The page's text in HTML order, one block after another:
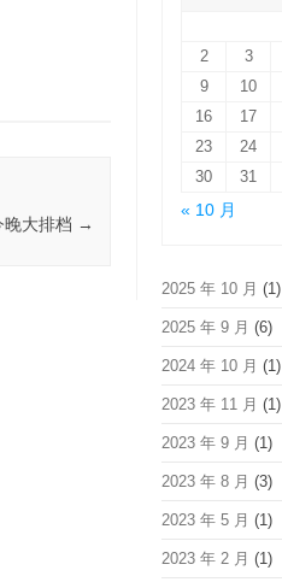
晚大排档 →
2
3
9
10
16
17
23
24
30
31
« 10 月
2025 年 10 月 (1)
2025 年 9 月 (6)
2024 年 10 月 (1)
2023 年 11 月 (1)
2023 年 9 月 (1)
2023 年 8 月 (3)
2023 年 5 月 (1)
2023 年 2 月 (1)